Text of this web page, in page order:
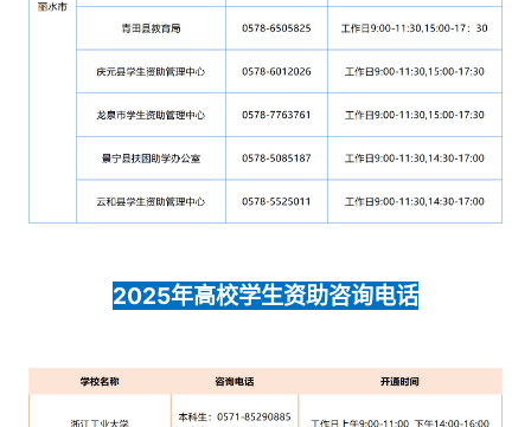
2025年高校学生资助咨询电话